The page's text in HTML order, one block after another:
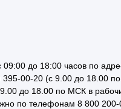
до 18:00 часов по
00-20 (с 9.00 до 18.00
до 18.00 по МСК в
по телефонам 8 800